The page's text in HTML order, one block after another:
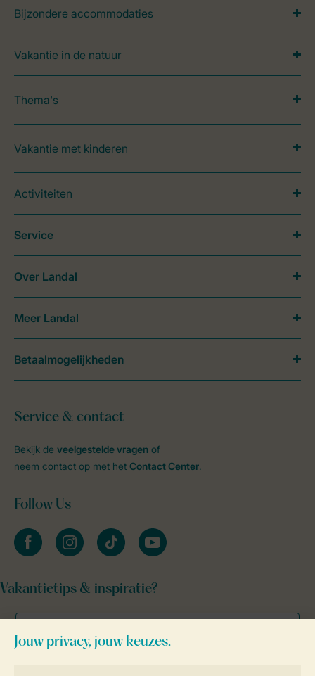
Bijzondere accommodaties
Vakantie in de natuur
Thema's
Vakantie met kinderen
Activiteiten
Service & contact
Bekijk de veelgestelde vragen of
neem contact op met het Contact Center.
Follow Us
facebookinstagramtiktok youtube
Vakantietips & inspiratie?
Service
Over Landal
Meer Landal
Betaalmogelijkheden